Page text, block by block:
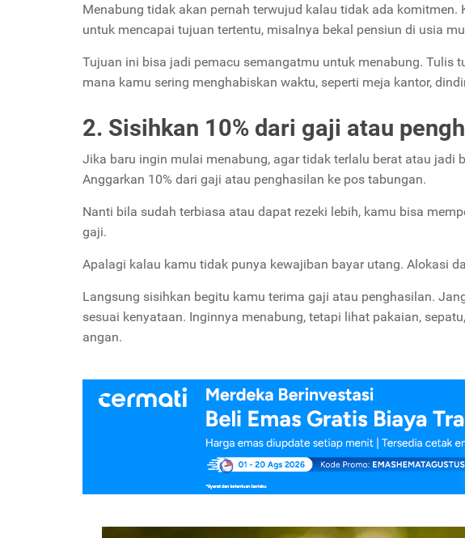
Menabung tidak akan pernah terwujud kalau tidak ada
untuk mencapai tujuan tertentu, misalnya bekal pensiun di usia
Tujuan ini bisa jadi pemacu semangatmu untuk menabung. Tulis
mana kamu sering menghabiskan waktu, seperti meja kantor,
2. Sisihkan 10% dari gaji atau
Jika baru ingin mulai menabung, agar tidak terlalu berat atau jadi
Anggarkan 10% dari gaji atau penghasilan ke pos tabungan.
Nanti bila sudah terbiasa atau dapat rezeki lebih, kamu bisa
gaji.
Apalagi kalau kamu tidak punya kewajiban bayar utang. Alokasi
Langsung sisihkan begitu kamu terima gaji atau penghasilan.
sesuai kenyataan. Inginnya menabung, tetapi lihat pakaian,
angan.